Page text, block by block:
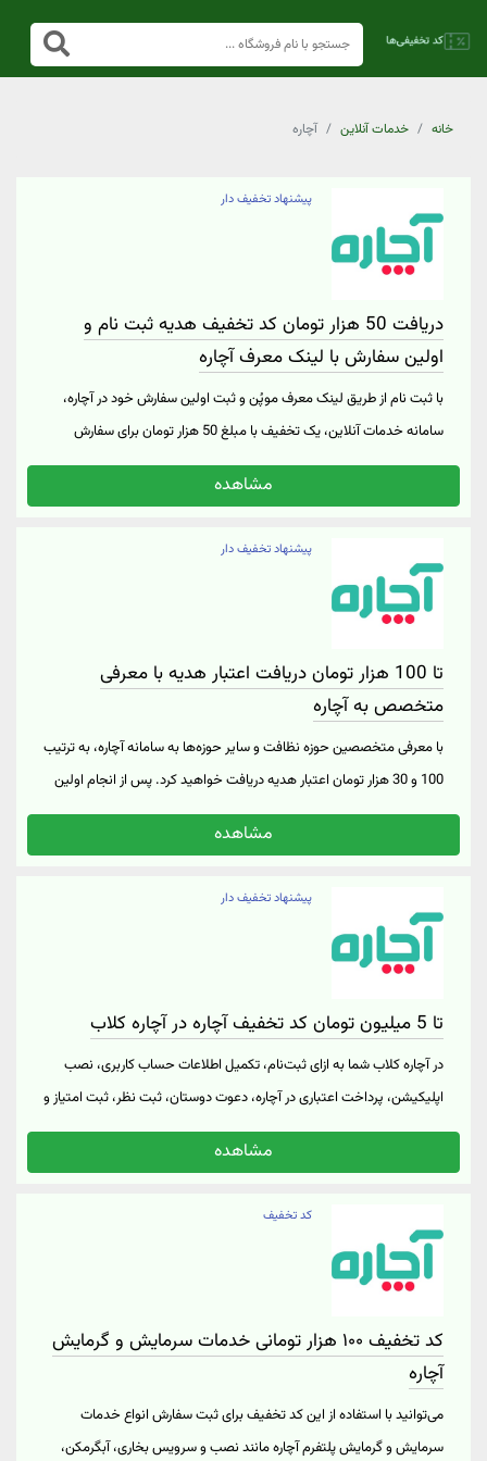
خانه خدمات آنلاین آچاره
پیشنهاد تخفیف دار
دریافت 50 هزار تومان کد تخفیف هدیه ثبت نام و
اولین سفارش با لینک معرف آچاره
با ثبت نام از طریق لینک معرف موپُن و ثبت اولین سفارش خود در آچاره،
سامانه خدمات آنلاین، یک تخفیف با مبلغ 50 هزار تومان برای سفارش
بعدی خود هدیه خواهید گرفت. لازم به ذکر است که این کد تخفیف از
طریق پیامک برای شما ارسال می‌شود. همچنین شما نیز می‌توانید لینک
تومان تخفیف و همچنین بعد از ثبت اولین سفارش آن‌ها، یک اعتبار رایگان
50 هزار تومانی دیگر برای شما لحاظ شود. برای ثبت نام در وب‌سایت آچاره و
دریافت کد تخفیف بر روی "خرید کنید" کلیک نمایید.
مشاهده
پیشنهاد تخفیف دار
تا 100 هزار تومان دریافت اعتبار هدیه با معرفی
متخصص به آچاره
با معرفی متخصصین حوزه نظافت و سایر حوزه‌ها به سامانه آچاره، به ترتیب
100 و 30 هزار تومان اعتبار هدیه دریافت خواهید کرد. پس از انجام اولین
کار این متخصصان نیز به ترتیب 100 و 30 هزار تومان اعتبار بیشتر هدیه
می‌گیرید. جهت ورود به وبسایت آچاره بر روی "خرید کنید" کلیک نمایید.
مشاهده
پیشنهاد تخفیف دار
تا 5 میلیون تومان کد تخفیف آچاره در آچاره کلاب
در آچاره کلاب شما به ازای ثبت‌نام، تکمیل اطلاعات حساب کاربری، نصب
اپلیکیشن، پرداخت اعتباری در آچاره، دعوت دوستان، ثبت نظر، ثبت امتیاز و
ماموریت‌های دیگر چاره کسب خواهید کرد. با چاره‌های دریافت شده در
سرویس رایگان مخصوص خدمات منتخب مثل مبل‌شویی، نظافت منزل
و... دریافت کنید. برای مشاهده جوایز و چاره‌ مورد نیاز برای دریافت هر
جایزه، از منوی آچاره در صفحه اصلی وب‌سایت، روی گزینه آچاره کلاب کلیک
کنید. در صفحه آچاره کلاب می‌توانید لیست جایزه‌ها، جوایز دریافت شده و
راه‌های کسب چاره را مشاهده کنید. برای دریافت تخفیف آچاره از آچاره کلاب
و ورود به وب‌سایت آچاره بر روی "خرید کنید" کلیک نمایید.
مشاهده
کد تخفیف
کد تخفیف ۱۰۰ هزار تومانی خدمات سرمایش و گرمایش
آچاره
می‌توانید با استفاده از این کد تخفیف برای ثبت سفارش انواع خدمات
سرمایش و گرمایش پلتفرم آچاره مانند نصب و سرویس بخاری، آبگرمکن،